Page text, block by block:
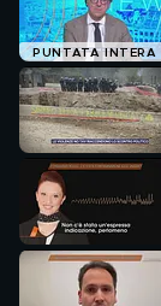
PUNTATA INTERA